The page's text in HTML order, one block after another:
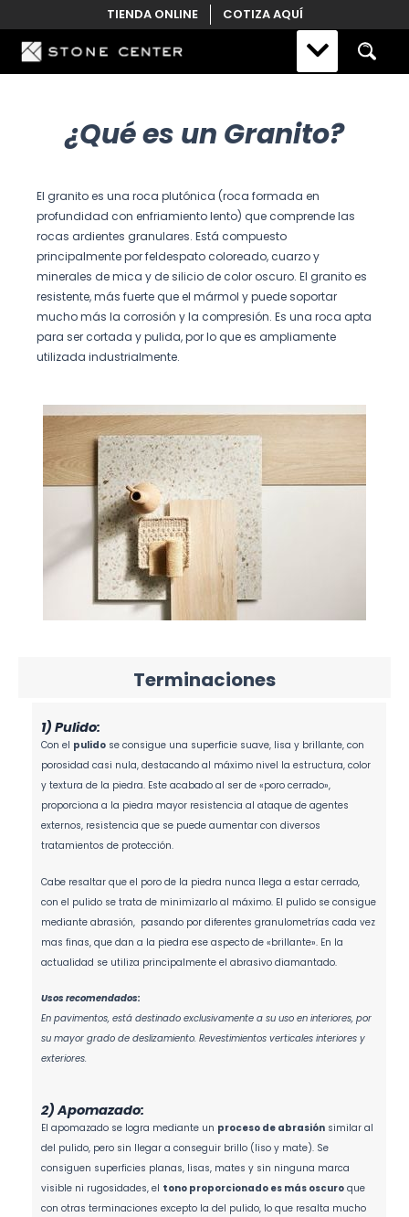
to
content
TIENDA ONLINE COTIZA AQUÍ
¿Qué es un Granito?
El granito es una roca plutónica (roca formada en
profundidad con enfriamiento lento) que comprende las
rocas ardientes granulares. Está compuesto
principalmente por feldespato coloreado, cuarzo y
minerales de mica y de silicio de color oscuro. El granito es
resistente, más fuerte que el mármol y puede soportar
mucho más la corrosión y la compresión. Es una roca apta
para ser cortada y pulida, por lo que es ampliamente
utilizada industrialmente.
Terminaciones
1) Pulido:
Con el pulido se consigue una superficie suave, lisa y brillante, con
porosidad casi nula, destacando al máximo nivel la estructura, color
y textura de la piedra. Este acabado al ser de «poro cerrado»,
proporciona a la piedra mayor resistencia al ataque de agentes
externos, resistencia que se puede aumentar con diversos
tratamientos de protección.
Cabe resaltar que el poro de la piedra nunca llega a estar cerrado,
con el pulido se trata de minimizarlo al máximo. El pulido se consigue
mediante abrasión, pasando por diferentes granulometrí­as cada vez
mas finas, que dan a la piedra ese aspecto de «brillante». En la
actualidad se utiliza principalmente el abrasivo diamantado.
Usos recomendados:
En pavimentos, está destinado exclusivamente a su uso en interiores, por
su mayor grado de deslizamiento. Revestimientos verticales interiores y
exteriores.
2) Apomazado:
El apomazado se logra mediante un proceso de abrasión similar al
del pulido, pero sin llegar a conseguir brillo (liso y mate). Se
consiguen superficies planas, lisas, mates y sin ninguna marca
visible ni rugosidades, el tono proporcionado es más oscuro que
con otras terminaciones excepto la del pulido, lo que resalta mucho